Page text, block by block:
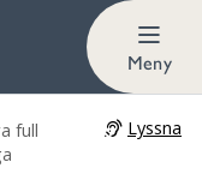
Meny
full
Lyssna